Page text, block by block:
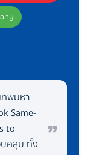
ทพมหา
Same-
to
บคลุม ทั้ง